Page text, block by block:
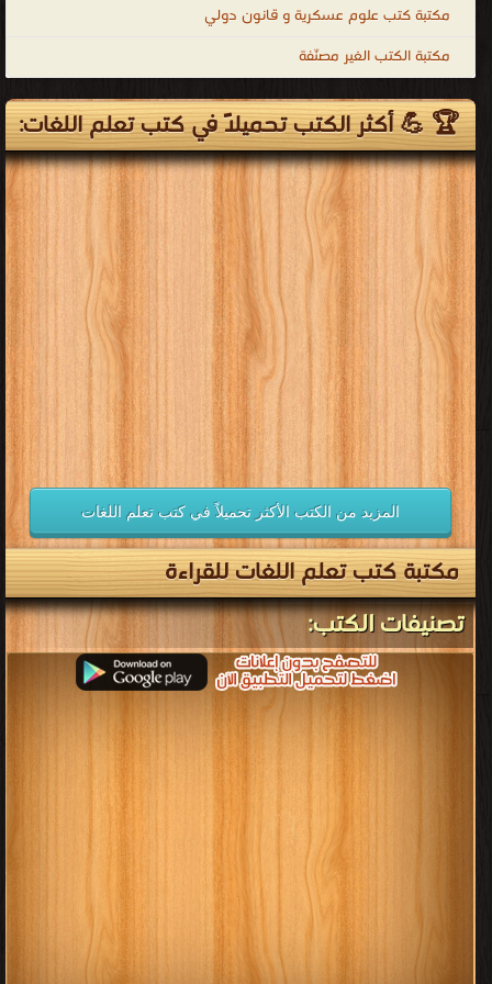
[ 582 كتاب/كتب ]
قراءة و تحميل كتب في كتب طرق تدريس اللغة الإنجليزية مجانا
[ 169 كتاب/كتب ]
إعلان:
كتب رسائل ماجستير ودكتوراه
فى اللغة العربية